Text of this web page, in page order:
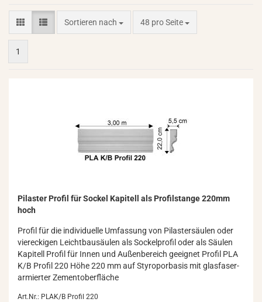
Sortieren nach
Sortieren nach 48 pro Seite
pro Seite
1
Pi­las­ter Pro­fil für So­ckel Ka­pi­tell als Pro­fil­stan­ge 220mm
hoch
Pro­fil für die in­di­vi­du­el­le Um­fas­sung von Pi­las­ter­säu­len oder
vier­ecki­gen Leicht­bau­säu­len als So­ckel­pro­fil oder als Säu­len
Ka­pi­tell Pro­fil für Innen und Au­ßen­be­reich ge­eig­net Pro­fil PLA
K/B Pro­fil 220 Höhe 220 mm auf Sty­ro­por­ba­sis mit glas­fa­ser­
ar­mier­ter Ze­ment­ober­flä­che
Art.Nr.: PLAK/B Profil 220